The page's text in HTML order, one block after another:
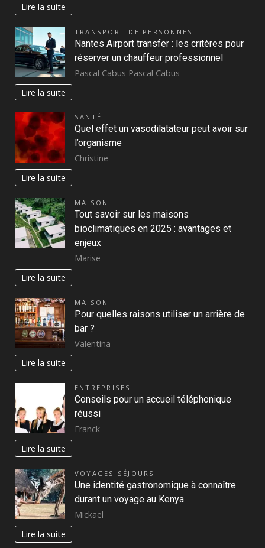
Lire la suite
TRANSPORT DE PERSONNES
Nantes Airport transfer : les critères pour
réserver un chauffeur professionnel
Pascal Cabus Pascal Cabus
Lire la suite
SANTÉ
Quel effet un vasodilatateur peut avoir sur
l’organisme
Christine
Lire la suite
MAISON
Tout savoir sur les maisons
bioclimatiques en 2025 : avantages et
enjeux
Marise
Lire la suite
MAISON
Pour quelles raisons utiliser un arrière de
bar ?
Valentina
Lire la suite
ENTREPRISES
Conseils pour un accueil téléphonique
réussi
Franck
Lire la suite
VOYAGES SÉJOURS
Une identité gastronomique à connaître
durant un voyage au Kenya
Mickael
Lire la suite